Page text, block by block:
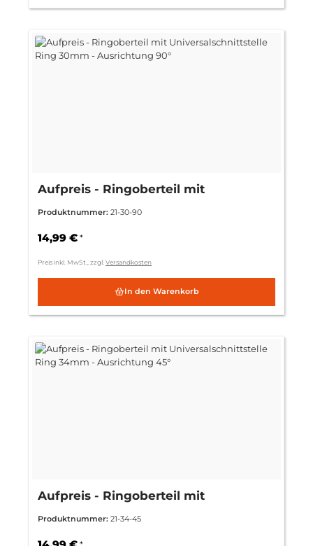
Aufpreis - Ringoberteil mit
Produktnummer: 21-30-90
14,99 € *
Preis inkl. MwSt., zzgl. Versandkosten
In den Warenkorb
Aufpreis - Ringoberteil mit
Ausrichtung 45°
Produktnummer: 21-34-45